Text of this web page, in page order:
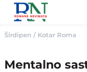
Romane
Nemivata
Širdipen / Kotar Roma
Mentalno